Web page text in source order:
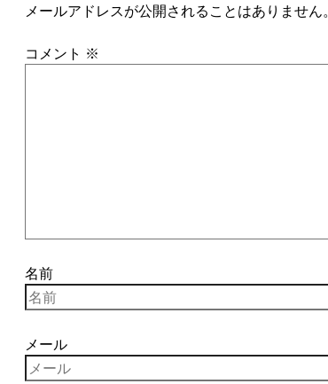
メールアドレスが公開されることはありません。
コメント ※
名前
メール